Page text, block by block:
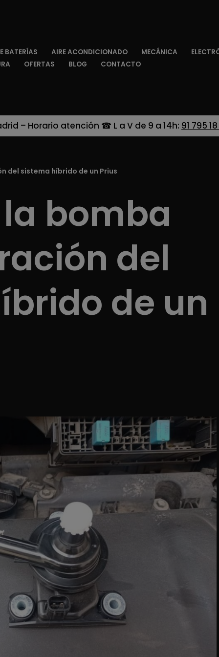
BATERÍAS AIRE ACONDICIONADO MECÁNICA
OFERTAS BLOG CONTACTO
– Horario atención ☎ L a V de 9 a 14h: 91 795
del sistema híbrido de un Prius
bomba
del
de un